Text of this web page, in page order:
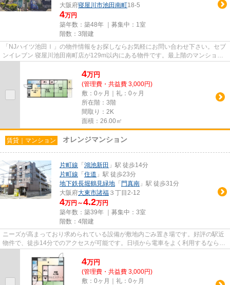
大阪府寝屋川市池田南町18-5
4万円
築年数：築48年 ｜募集中： 1室
階数：3階建
「NJハイツ池田Ⅰ」の物件情報をお探しならお気軽にお問い合わせ下さい。セブ
ンイレブン 寝屋川池田南町店が129m以内にある物件です。最上階のマンション
4万円
(管理費・共益費 3,000円)
敷：0ヶ月｜礼：0ヶ月
所在階：3階
間取り：2K
面積：26.00㎡
賃貸｜マンション オレンジマンション
片町線 「 鴻池新田 」駅 徒歩14分
片町線 「 住道 」駅 徒歩23分
地下鉄長堀鶴見緑地 「 門真南 」駅 徒歩31分
大阪府大東市諸福 ３丁目2-12
4万円～4.2万円
築年数：築39年 ｜募集中： 3室
階数：4階建
ニーズが高まっており求められている設備が敷地内ごみ置き場です。好評の駅近
物件で、徒歩14分でのアクセスが可能です。日頃から電車をよく利用するなら2
駅利用可能な物件はいかがでし...
4万円
(管理費・共益費 3,000円)
敷：0ヶ月｜礼：0ヶ月